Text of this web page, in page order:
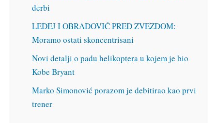
derbi
LEDEJ I OBRADOVIĆ PRED ZVEZDOM:
Moramo ostati skoncentrisani
Novi detalji o padu helikoptera u kojem je bio
Kobe Bryant
Marko Simonović porazom je debitirao kao prvi
trener